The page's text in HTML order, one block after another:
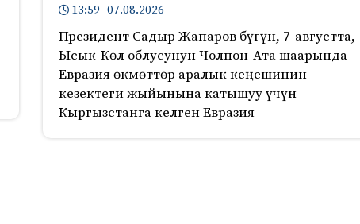
13:59 07.08.2026
Президент Садыр Жапаров бүгүн, 7-августта,
Ысык-Көл облусунун Чолпон-Ата шаарында
Евразия өкмөттөр аралык кеңешинин
кезектеги жыйынына катышуу үчүн
Кыргызстанга келген Евразия